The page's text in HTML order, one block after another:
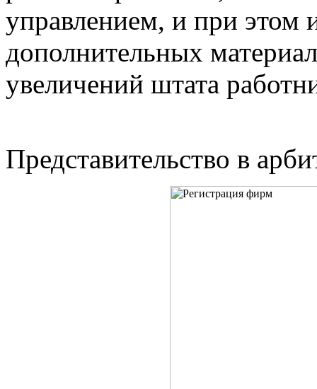
управлением, и при этом
дополнительных
увеличений штата
Представительство в